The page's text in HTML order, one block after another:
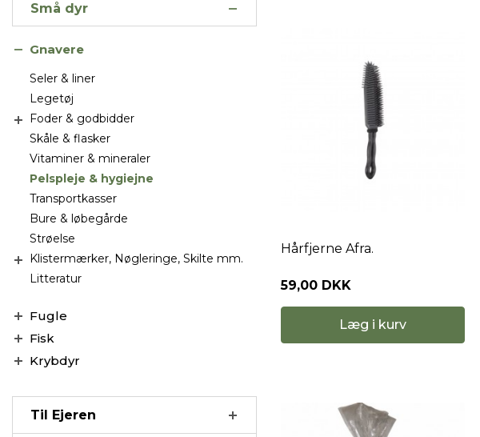
Små dyr
Gnavere
Seler & liner
Legetøj
Foder & godbidder
Skåle & flasker
Vitaminer & mineraler
Pelspleje & hygiejne
Transportkasser
Bure & løbegårde
Strøelse
Klistermærker, Nøgleringe, Skilte mm.
Litteratur
Fugle
Fisk
Krybdyr
Til Ejeren
Hårfjerne Afra.
59,00 DKK
Læg i kurv